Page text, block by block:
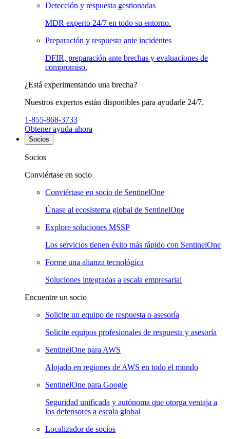
Detección y respuesta gestionadas
MDR experto 24/7 en todo su entorno.
Preparación y respuesta ante incidentes
DFIR, preparación ante brechas y evaluaciones de
compromiso.
¿Está experimentando una brecha?
Nuestros expertos están disponibles para ayudarle 24/7.
1-855-868-3733
Obtener ayuda ahora
Socios
Socios
Conviértase en socio
Conviértase en socio de SentinelOne
Únase al ecosistema global de SentinelOne
Explore soluciones MSSP
Los servicios tienen éxito más rápido con SentinelOne
Forme una alianza tecnológica
Soluciones integradas a escala empresarial
Encuentre un socio
Solicite un equipo de respuesta o asesoría
Solicite equipos profesionales de respuesta y asesoría
SentinelOne para AWS
Alojado en regiones de AWS en todo el mundo
SentinelOne para Google
Seguridad unificada y autónoma que otorga ventaja a
los defensores a escala global
Localizador de socios